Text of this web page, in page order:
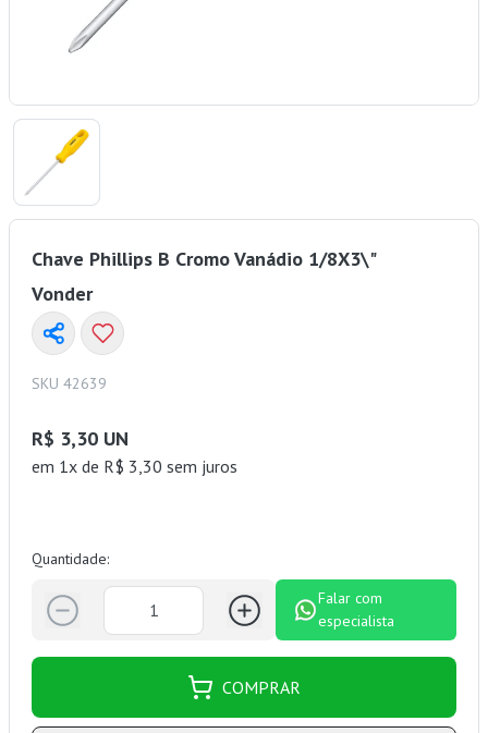
Chave Phillips B Cromo Vanádio 1/8X3\"
Vonder
SKU 42639
R$ 3,30 UN
em 1x de R$ 3,30 sem juros
Quantidade:
Falar com
especialista
COMPRAR